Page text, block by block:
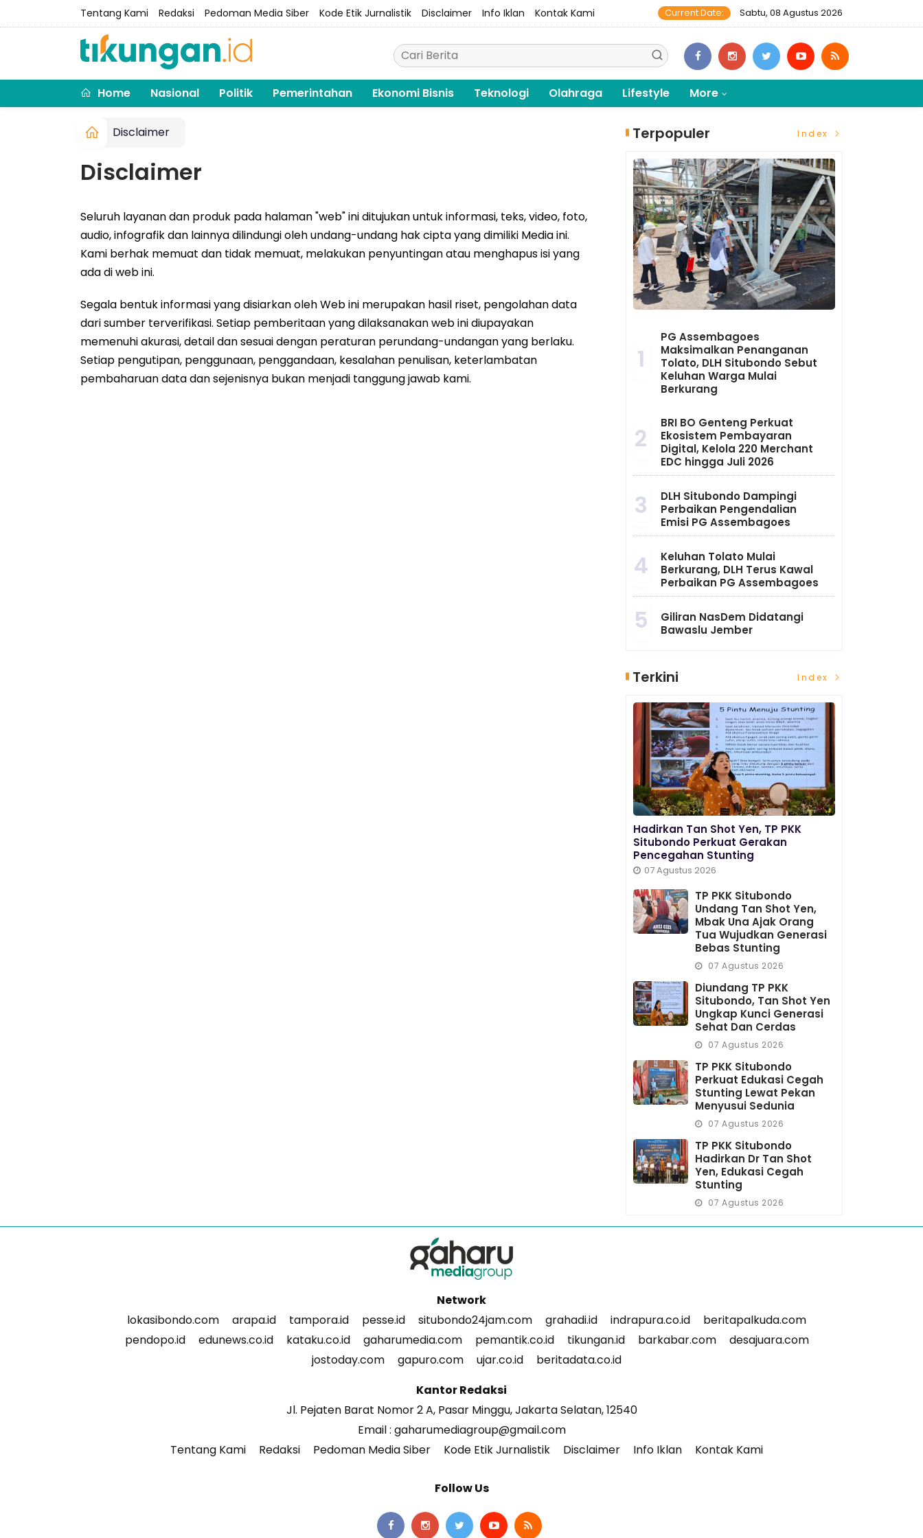
Tentang Kami Redaksi Pedoman Media Siber Kode Etik Jurnalistik Disclaimer Info Iklan Kontak Kami Current Date: Sabtu, 08 Agustus 2026
Home Nasional Politik Pemerintahan Ekonomi Bisnis Teknologi Olahraga Lifestyle More
Disclaimer
Disclaimer
Seluruh layanan dan produk pada halaman "web" ini ditujukan untuk informasi, teks, video, foto,
audio, infografik dan lainnya dilindungi oleh undang-undang hak cipta yang dimiliki Media ini.
Kami berhak memuat dan tidak memuat, melakukan penyuntingan atau menghapus isi yang
ada di web ini.
Segala bentuk informasi yang disiarkan oleh Web ini merupakan hasil riset, pengolahan data
dari sumber terverifikasi. Setiap pemberitaan yang dilaksanakan web ini diupayakan
memenuhi akurasi, detail dan sesuai dengan peraturan perundang-undangan yang berlaku.
Setiap pengutipan, penggunaan, penggandaan, kesalahan penulisan, keterlambatan
pembaharuan data dan sejenisnya bukan menjadi tanggung jawab kami.
Terpopuler Index
1
PG Assembagoes
Maksimalkan Penanganan
Tolato, DLH Situbondo Sebut
Keluhan Warga Mulai
Berkurang
2
BRI BO Genteng Perkuat
Ekosistem Pembayaran
Digital, Kelola 220 Merchant
EDC hingga Juli 2026
3
DLH Situbondo Dampingi
Perbaikan Pengendalian
Emisi PG Assembagoes
4
Keluhan Tolato Mulai
Berkurang, DLH Terus Kawal
Perbaikan PG Assembagoes
5
Giliran NasDem Didatangi
Bawaslu Jember
Terkini Index
Hadirkan Tan Shot Yen, TP PKK
Situbondo Perkuat Gerakan
Pencegahan Stunting
07 Agustus 2026
TP PKK Situbondo
Undang Tan Shot Yen,
Mbak Una Ajak Orang
Tua Wujudkan Generasi
Bebas Stunting
07 Agustus 2026
Diundang TP PKK
Situbondo, Tan Shot Yen
Ungkap Kunci Generasi
Sehat Dan Cerdas
07 Agustus 2026
TP PKK Situbondo
Perkuat Edukasi Cegah
Stunting Lewat Pekan
Menyusui Sedunia
07 Agustus 2026
TP PKK Situbondo
Hadirkan Dr Tan Shot
Yen, Edukasi Cegah
Stunting
07 Agustus 2026
Network
lokasibondo.com
arapa.id tampora.id pesse.id situbondo24jam.com grahadi.id indrapura.co.id
beritapalkuda.com
pendopo.id
edunews.co.id kataku.co.id gaharumedia.com pemantik.co.id tikungan.id barkabar.com
desajuara.com
jostoday.com
gapuro.com ujar.co.id
beritadata.co.id
Kantor Redaksi
Jl. Pejaten Barat Nomor 2 A, Pasar Minggu, Jakarta Selatan, 12540
Email : gaharumediagroup@gmail.com
Tentang Kami
Redaksi Pedoman Media Siber Kode Etik Jurnalistik Disclaimer Info Iklan Kontak Kami
Follow Us